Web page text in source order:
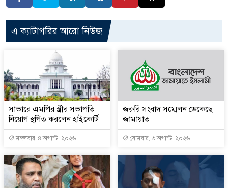
এ ক্যাটাগরির আরো নিউজ
সাভারে এমপির স্ত্রীর সভাপতি
নিয়োগ স্থগিত করলেন হাইকোর্ট
মঙ্গলবার, ৪ অগাস্ট, ২০২৬
জরুরি সংবাদ সম্মেলন ডেকেছে
জামায়াত
সোমবার, ৩ অগাস্ট, ২০২৬